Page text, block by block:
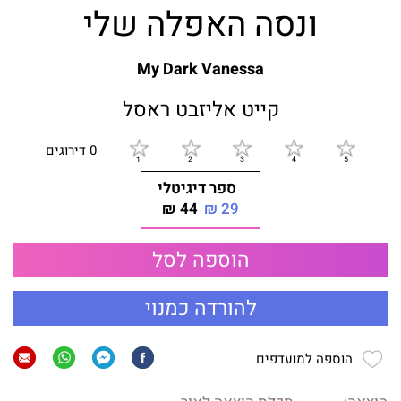
ונסה האפלה שלי
My Dark Vanessa
קייט אליזבט ראסל
0 דירוגים
ספר דיגיטלי
29 ₪
44 ₪
הוספה לסל
להורדה כמנוי
הוספה למועדפים